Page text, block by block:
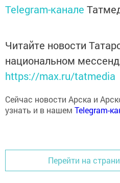
Читайте новости
национальном
https://max.ru/tatmedia
узнать и в нашемTelegram-
Перейти на